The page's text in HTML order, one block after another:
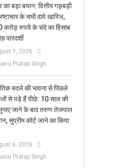
का बड़ा बयान: वित्तीय गड़बड़ी
के सभी दावे खारिज,
करोड़ रुपये के चंदे का हिसाब
पारदर्शी
7, 2026
Pratap Singh
बदले की भावना से पिछले
से पड़े हैं पीछे: 10 साल की
जाने के बाद तरुण तेजपाल
सुप्रीम कोर्ट जाने का किया
6, 2026
Pratap Singh